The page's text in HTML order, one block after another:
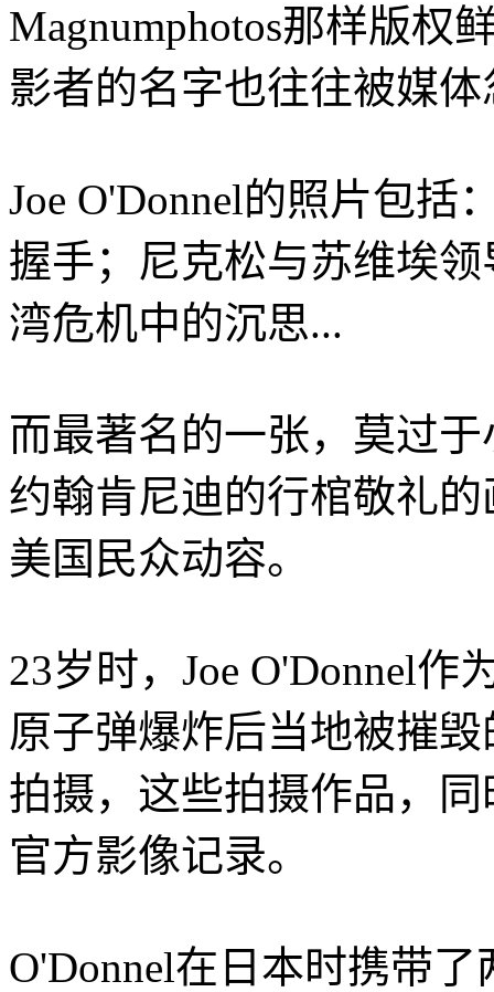
Magnumphotos那样版权
影者的名字也往往被媒体
Joe O'Donnel的照片包括
握手；尼克松与苏维埃
湾危机中的沉思...
而最著名的一张，莫过
约翰肯尼迪的行棺敬礼
美国民众动容。
23岁时，Joe O'Donnel
原子弹爆炸后当地被摧
拍摄，这些拍摄作品，
官方影像记录。
O'Donnel在日本时携带